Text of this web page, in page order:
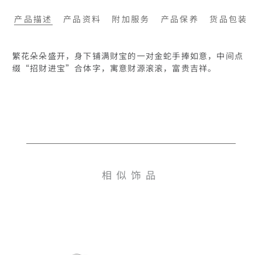
产品描述 产品资料 附加服务 产品保养 货品包装
繁花朵朵盛开，身下铺满财宝的一对金蛇手捧如意，中间点
缀“招财进宝”合体字，寓意财源滚滚，富贵吉祥。
相似饰品